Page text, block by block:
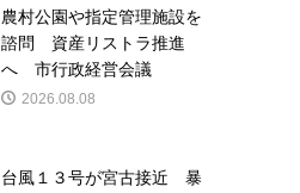
農村公園や指定管理施設を
諮問 資産リストラ推進
へ 市行政経営会議
2026.08.08
台風１３号が宮古接近 暴